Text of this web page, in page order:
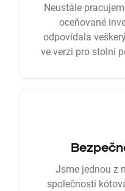
Neustále
oceňované
odpovídala
ve verzi pro stolní
Jsme jednou z
společností